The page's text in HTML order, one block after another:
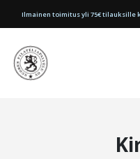
Ilmainen toimitus yli 75€ tilauksille